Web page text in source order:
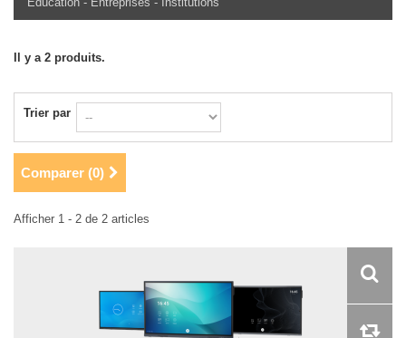
Il y a 2 produits.
Trier par
Comparer (0)
Afficher 1 - 2 de 2 articles